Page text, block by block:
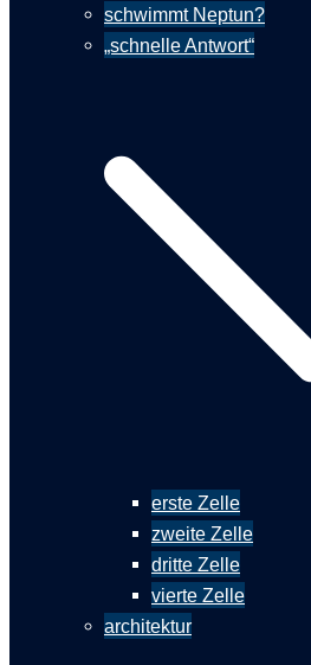
schwimmt Neptun?
„schnelle Antwort“
erste Zelle
zweite Zelle
dritte Zelle
vierte Zelle
architektur